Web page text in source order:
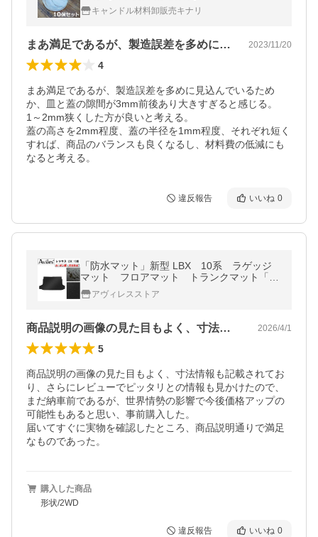
キャンドル材料卸販売キナリ
まあ満足であるが、製造誤差を多めに見込… 2023/11/20
4
まあ満足であるが、製造誤差を多めに見込んでいるため
か、皿と蓋の隙間が3mm前後あり大きすぎると感じる。
1～2mm狭くした方が良いと考える。
蓋の高さを2mm程度、蓋の半径を1mm程度、それぞれ短く
すれば、商品のバランスも良くなるし、材料費の低減にも
違反報告 いいね 0
「防水マット」新型 LBX 10系 ラゲッジ
マット フロアマット トランクマット「カ
ーボン柄」 レクサス
アヴィレスストア
商品説明の画像の見た目もよく、寸法情報… 2026/4/1
5
商品説明の画像の見た目もよく、寸法情報も記載されてお
り、さらにレビューでピッタリとの情報も見かけたので、
まだ納車前であるが、世界情勢の影響で今後価格アップの
可能性もあると思い、事前購入した。
届いてすぐに実物を確認したところ、商品説明通りで満足
なものであった。
購入した商品
形状/2WD
違反報告 いいね 0